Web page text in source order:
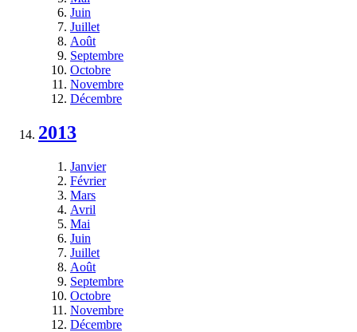
Juin
Juillet
Août
Septembre
Octobre
Novembre
Décembre
2013
Janvier
Février
Mars
Avril
Mai
Juin
Juillet
Août
Septembre
Octobre
Novembre
Décembre